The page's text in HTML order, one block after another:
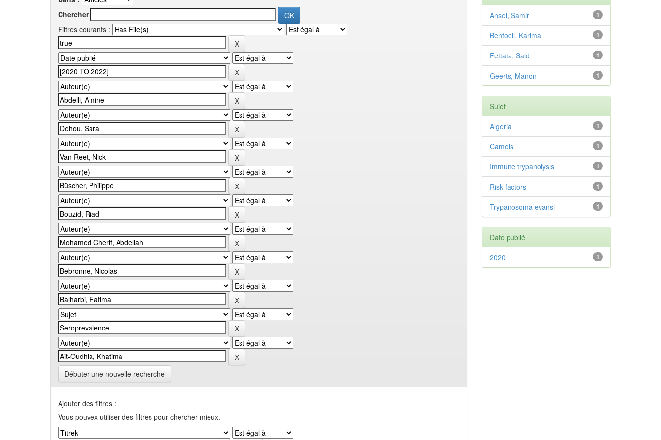
Chercher
Filtres courants :
Débuter une nouvelle recherche
Ajouter des filtres :
Vous pouvex utiliser des filtres pour chercher mieux.
1
Ansel, Samir
1
Benfodil, Karima
1
Fettata, Said
1
Geerts, Manon
Sujet
1
Algeria
1
Camels
1
Immune trypanolysis
1
Risk factors
1
Trypanosoma evansi
Date publié
1
2020